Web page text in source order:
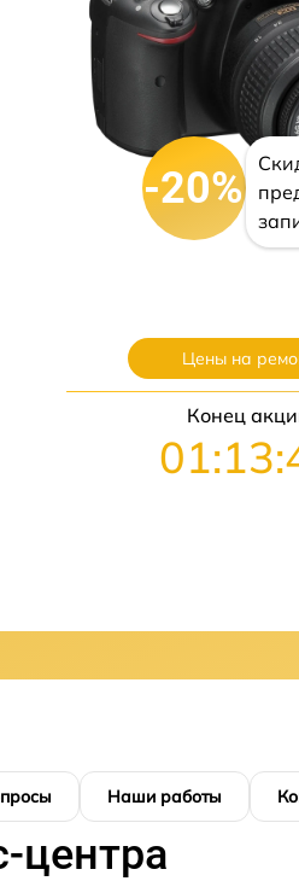
-20%
Цены на
Конец
Наши работы
центра